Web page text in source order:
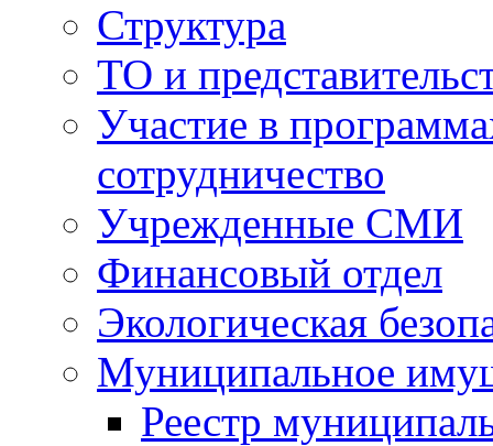
Структура
ТО и
Участие в
сотрудничество
Учрежденные СМИ
Финансовый отдел
Экологическая
Муниципальное
Реестр